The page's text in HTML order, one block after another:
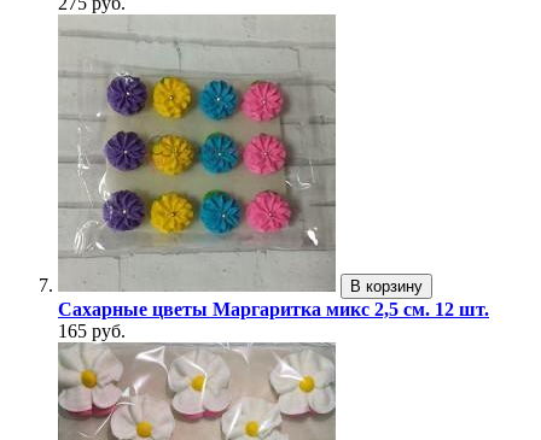
В корзину
Сахарные цветы Маргаритка микс 2,5 см. 12 шт.
165 руб.